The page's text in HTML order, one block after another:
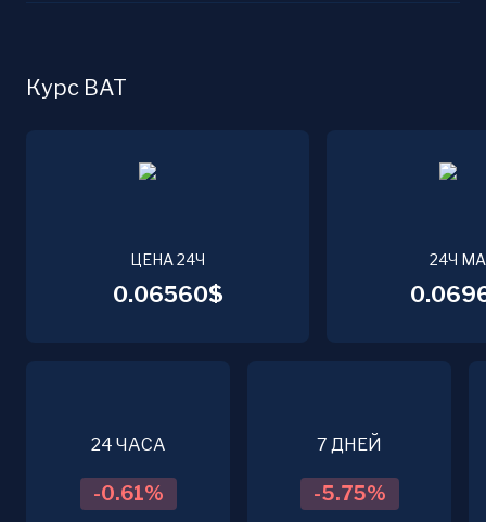
Курс BAT
ЦЕНА 24Ч
0.06560$
24Ч
24 ЧАСА
-0.61%
7 ДНЕЙ
-5.75%